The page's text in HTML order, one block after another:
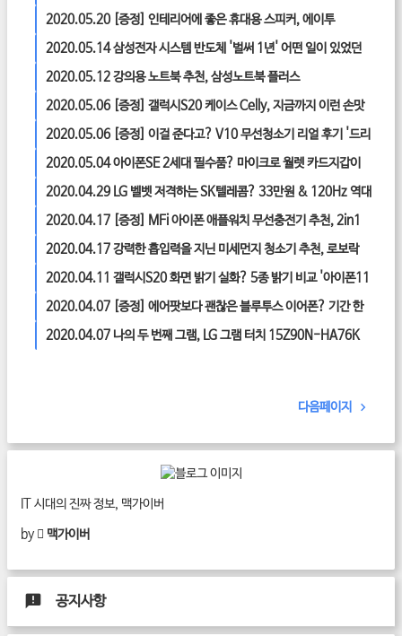
인, 구형 엘지폰과 비교까지
2020.05.20 [증정] 인테리어에 좋은 휴대용 스피커, 에이투
AT331 블루투스 스피커 리얼 후기!
2020.05.14삼성전자 시스템 반도체 '벌써 1년' 어떤 일이 있었던
걸까?
2020.05.12강의용 노트북 추천, 삼성노트북 플러스
NT550XCR-AD1A '10세대 칩셋 & 슬림 디자인'
2020.05.06[증정] 갤럭시S20 케이스 Celly, 지금까지 이런 손맛
은 없었다? 첼리 생분해 'Earth' 케이스 리얼 후기
2020.05.06[증정] 이걸 준다고? V10 무선청소기 리얼 후기 '드리
미 샤오미 무선청소기'
2020.05.04아이폰SE 2세대 필수품? 마이크로 월렛 카드지갑이
필요한 이유 (feat.30% 할인)
2020.04.29 LG 벨벳 저격하는 SK텔레콤? 33만원 & 120Hz 역대
급 가성비폰 출시 예고
2020.04.17 [증정] MFi 아이폰 애플워치 무선충전기 추천, 2in1
듀얼 애플 무선 충전기 리얼 후기!
2020.04.17강력한 흡입력을 지닌 미세먼지 청소기 추천, 로보락
H6 무선 스틱 진공청소기
2020.04.11 갤럭시S20 화면 밝기 실화? 5종 밝기 비교 '아이폰11
프로' 역대급 기록
2020.04.07 [증정] 에어팟보다 괜찮은 블루투스 이어폰? 기간 한
정 8만원대 ‘미포 O10 완전무선 이어폰’ 리얼 후기!
2020.04.07 나의 두 번째 그램, LG 그램 터치 15Z90N-HA76K
다음페이지
IT 시대의 진짜 정보, 맥가이버
by  맥가이버
공지사항